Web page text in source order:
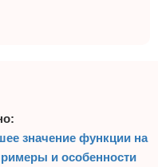
значение функции на
и особенности